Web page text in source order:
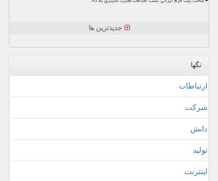
جدیدترین ها
تگها
ارتباطات
شركت
دانش
تولید
اینترنت